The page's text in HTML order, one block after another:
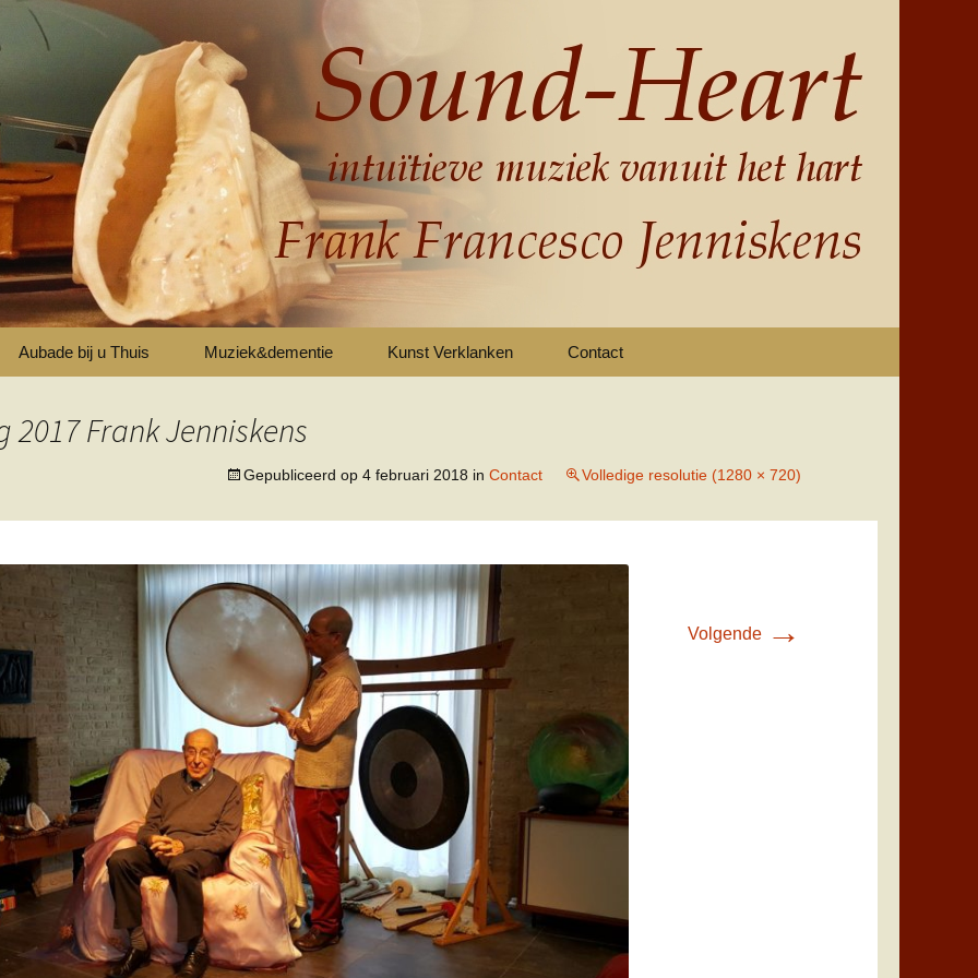
Aubade bij u Thuis Muziek&dementie Kunst Verklanken Contact
2017 Frank Jenniskens
Gepubliceerd op 4 februari 2018 in Contact Volledige resolutie (1280 × 720)
Volgende →